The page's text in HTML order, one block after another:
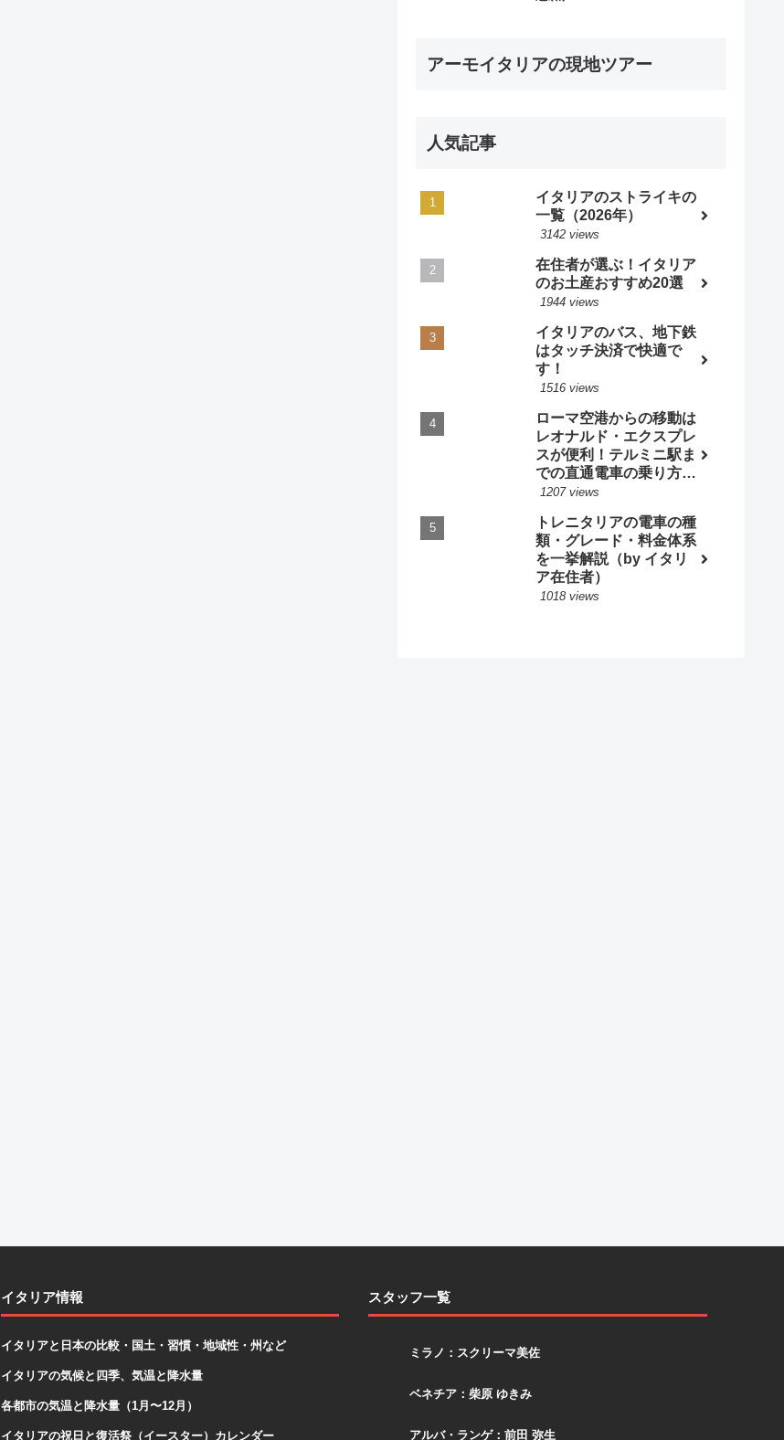
アーモイタリアの現地ツアー
人気記事
イタリアのストライキの
一覧（2026年）
3142 views
在住者が選ぶ！イタリア
のお土産おすすめ20選
1944 views
イタリアのバス、地下鉄
はタッチ決済で快適で
す！
1516 views
ローマ空港からの移動は
レオナルド・エクスプレ
スが便利！テルミニ駅ま
での直通電車の乗り方・
料金・時刻表 by 現地ガ
1207 views
トレニタリアの電車の種
類・グレード・料金体系
を一挙解説（by イタリ
ア在住者）
1018 views
イタリア情報
イタリアと日本の比較・国土・習慣・地域性・州など
イタリアの気候と四季、気温と降水量
各都市の気温と降水量（1月〜12月）
イタリアの祝日と復活祭（イースター）カレンダー
スタッフ一覧
スクリーマ
ミラノ：スクリーマ美佐
柴原
ベネチア：柴原 ゆきみ
アルバ
アルバ・ランゲ：前田 弥生